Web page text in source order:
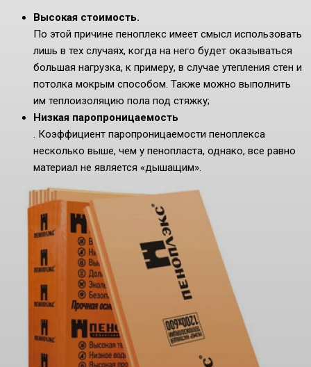
Высокая стоимость.
По этой причине пеноплекс имеет смысл использовать
лишь в тех случаях, когда на него будет оказываться
большая нагрузка, к примеру, в случае утепления стен и
потолка мокрым способом. Также можно выполнить
им теплоизоляцию пола под стяжку;
Низкая паропроницаемость
. Коэффициент паропроницаемости пеноплекса
несколько выше, чем у пенопласта, однако, все равно
материал не является «дышащим».